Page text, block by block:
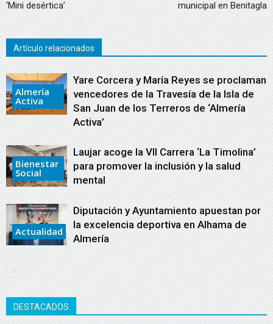
‘Mini desértica’
municipal en Benitagla
Artículo relacionados
Almería
Activa
Yare Corcera y María Reyes se proclaman
vencedores de la Travesía de la Isla de
San Juan de los Terreros de ‘Almería
Activa’
Bienestar
Social
Laujar acoge la VII Carrera ‘La Timolina’
para promover la inclusión y la salud
mental
Actualidad
Diputación y Ayuntamiento apuestan por
la excelencia deportiva en Alhama de
Almería
DESTACADOS